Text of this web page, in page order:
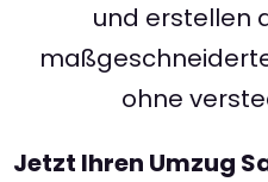
und erstellen
ohne
Jetzt Ihren Umzug